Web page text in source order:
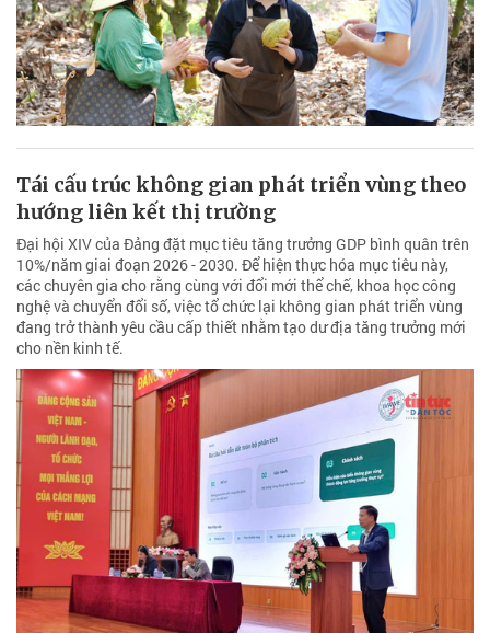
Tái cấu trúc không gian phát triển vùng theo
hướng liên kết thị trường
Đại hội XIV của Đảng đặt mục tiêu tăng trưởng GDP bình quân trên
10%/năm giai đoạn 2026 - 2030. Để hiện thực hóa mục tiêu này,
các chuyên gia cho rằng cùng với đổi mới thể chế, khoa học công
nghệ và chuyển đổi số, việc tổ chức lại không gian phát triển vùng
đang trở thành yêu cầu cấp thiết nhằm tạo dư địa tăng trưởng mới
cho nền kinh tế.